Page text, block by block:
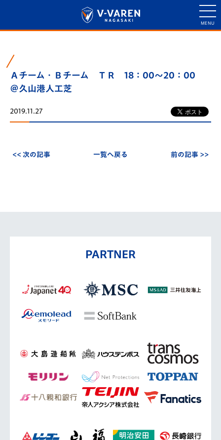
Ａチーム・Ｂチーム ＴＲ 18：00～20：00
＠久山港人工芝
2019.11.27
<< 次の記事 一覧へ戻る 前の記事 >>
PARTNER